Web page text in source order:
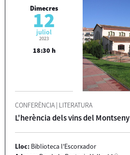
Dimecres
12
juliol
2023
18:30 h
CONFERÈNCIA | LITERATURA
L'herència dels vins del Montseny
Lloc: Biblioteca l'Escorxador